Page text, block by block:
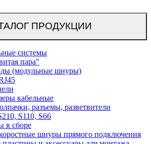
ПРОДУКЦИИ
системы
пара"
(модульные шнуры)
кабельные
разъемы, разветвители
S110, S66
в сборе
шнуры прямого подключения